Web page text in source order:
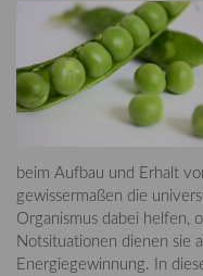
beim Aufbau und Erhalt
gewissermaßen die
Organismus dabei helfen,
Notsituationen dienen sie
Energiegewinnung. In